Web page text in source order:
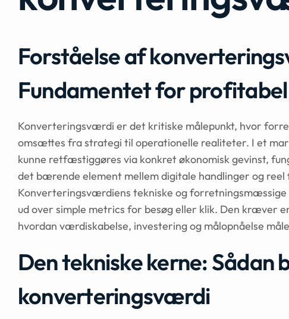
Forståelse af
Fundamentet for
Konverteringsværdi er det kritiske målepunkt, hvor
omsættes fra strategi til operationelle realiteter. I et
kunne retfæstiggøres via konkret økonomisk gevinst,
det bærende element mellem digitale handlinger og
Konverteringsværdiens tekniske og
ud over simple metrics for besøg eller klik. Den kræver
hvordan værdiskabelse, investering og målopnåelse
Den tekniske kerne: Sådan
konverteringsværdi